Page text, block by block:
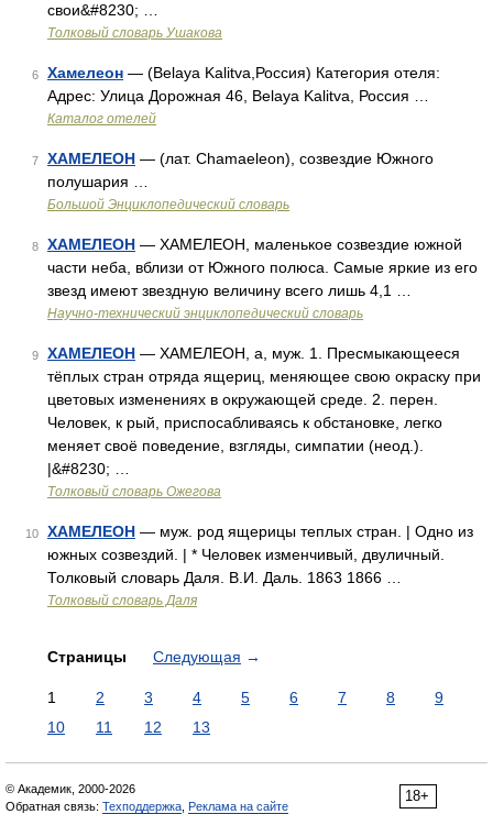
свои&#8230; …
Толковый словарь Ушакова
6 Хамелеон — (Belaya Kalitva,Россия) Категория отеля:
Адрес: Улица Дорожная 46, Belaya Kalitva, Россия …
Каталог отелей
7 ХАМЕЛЕОН — (лат. Chamaeleon), созвездие Южного
полушария …
Большой Энциклопедический словарь
8 ХАМЕЛЕОН — ХАМЕЛЕОН, маленькое созвездие южной
части неба, вблизи от Южного полюса. Самые яркие из его
звезд имеют звездную величину всего лишь 4,1 …
Научно-технический энциклопедический словарь
9 ХАМЕЛЕОН — ХАМЕЛЕОН, а, муж. 1. Пресмыкающееся
тёплых стран отряда ящериц, меняющее свою окраску при
цветовых изменениях в окружающей среде. 2. перен.
Человек, к рый, приспосабливаясь к обстановке, легко
меняет своё поведение, взгляды, симпатии (неод.).
|&#8230; …
Толковый словарь Ожегова
10 ХАМЕЛЕОН — муж. род ящерицы теплых стран. | Одно из
южных созвездий. | * Человек изменчивый, двуличный.
Толковый словарь Даля. В.И. Даль. 1863 1866 …
Толковый словарь Даля
Страницы Следующая →
1 2 3 4 5 6 7 8
9
10
11 12 13
18+
© Академик, 2000-2026
Обратная связь: Техподдержка Реклама на сайте